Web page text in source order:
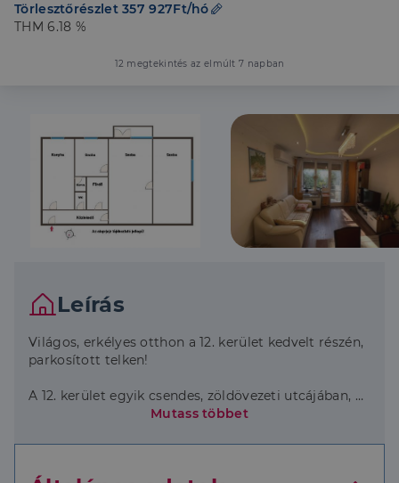
Törlesztőrészlet 357 927Ft/hó
THM 6.18 %
12 megtekintés az elmúlt 7 napban
Leírás
Világos, erkélyes otthon a 12. kerület kedvelt részén,
parkosított telken!
A 12. kerület egyik csendes, zöldövezeti utcájában, a
Zsibói utcában eladó egy első emeleti, 3 különnyíló
Mutass többet